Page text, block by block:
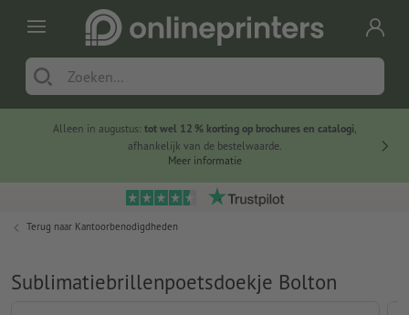
Alleen in augustus: tot wel 12 % korting op brochures en catalogi,
afhankelijk van de bestelwaarde.
Meer informatie
Terug naar Kantoorbenodigdheden
Sublimatiebrillenpoetsdoekje Bolton